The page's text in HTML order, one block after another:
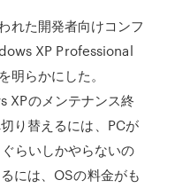
れた開発者向けコンフ
XP Professional
明らかにした。
のメンテナンス終
り替えるには、PCが
らいしかやらないの
には、OSの料金がも